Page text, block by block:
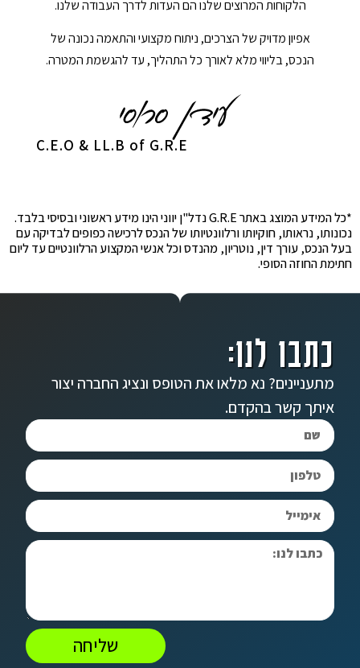
הלקוחות המרוצים שלנו הם העדות לדרך העבודה שלנו.
אפיון מדויק של הצרכים, ניתוח מקצועי והתאמה נכונה של
הנכס, בליווי מלא לאורך כל התהליך, עד להגשמת המטרה.
C.E.O & LL.B of G.R.E
*כל המידע המוצג באתר G.R.E נדל"ן יווני הינו מידע ראשוני ובסיסי בלבד.
נכונותו, נראותו, חוקיותו ורלוונטיותו של הנכס לרכישה כפופים לבדיקה עם
בעל הנכס, עורך דין, נוטריון, מהנדס וכל אנשי המקצוע הרלוונטיים עד ליום
חתימת החוזה הסופי.
כתבו לנו:
מתעניינים? נא מלאו את הטופס ונציג החברה יצור
איתך קשר בהקדם.
שליחה